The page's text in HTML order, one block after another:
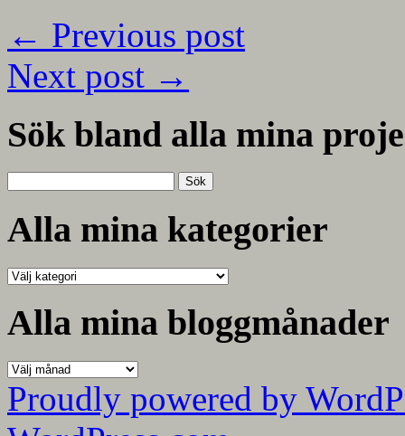
← Previous post
Next post →
Sök bland alla mina
efter:
Alla mina kategorier
Alla
kategorier
Alla mina bloggmånader
Alla
mina
bloggmånader
Proudly powered by